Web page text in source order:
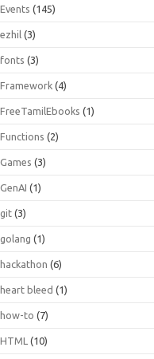
Events (145)
ezhil (3)
fonts (3)
Framework (4)
FreeTamilEbooks (1)
Functions (2)
Games (3)
GenAI (1)
git (3)
golang (1)
hackathon (6)
heart bleed (1)
how-to (7)
HTML (10)